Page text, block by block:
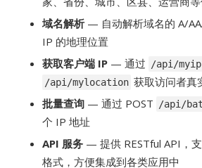
域名解析 — 自动解析域名的 A/
IP 的地理位置
获取客户端 IP — 通过 /api/myip
/api/mylocation 获取访问者真
批量查询 — 通过 POST /api/
个 IP 地址
API 服务 — 提供 RESTful API，
格式，方便集成到各类应用中